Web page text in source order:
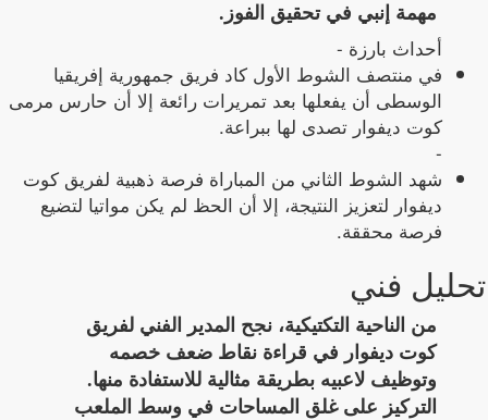
مهمة إنبي في تحقيق الفوز.
أحداث بارزة -
في منتصف الشوط الأول كاد فريق جمهورية إفريقيا
الوسطى أن يفعلها بعد تمريرات رائعة إلا أن حارس مرمى
كوت ديفوار تصدى لها ببراعة.
-
شهد الشوط الثاني من المباراة فرصة ذهبية لفريق كوت
ديفوار لتعزيز النتيجة، إلا أن الحظ لم يكن مواتيا لتضيع
فرصة محققة.
تحليل فني
من الناحية التكتيكية، نجح المدير الفني لفريق
كوت ديفوار في قراءة نقاط ضعف خصمه
وتوظيف لاعبيه بطريقة مثالية للاستفادة منها.
التركيز على غلق المساحات في وسط الملعب